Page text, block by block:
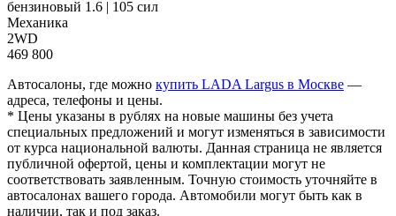
бензиновый 1.6 | 105 сил
Механика
2WD
469 800
Автосалоны, где можно купить LADA Largus в Москве —
адреса, телефоны и цены.
* Цены указаны в рублях на новые машины без учета
специальных предложений и могут изменяться в зависимости
от курса национальной валюты. Данная страница не является
публичной офертой, цены и комплектации могут не
соответствовать заявленным. Точную стоимость уточняйте в
автосалонах вашего города. Автомобили могут быть как в
наличии, так и под заказ.